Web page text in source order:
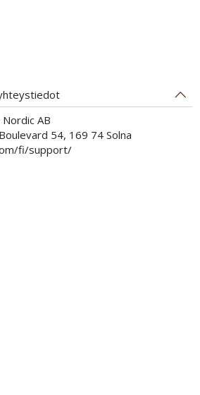
AB
54, 169 74 Solna
fi/support/